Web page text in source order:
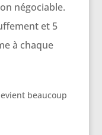
négociable.
et 5
à chaque
beaucoup